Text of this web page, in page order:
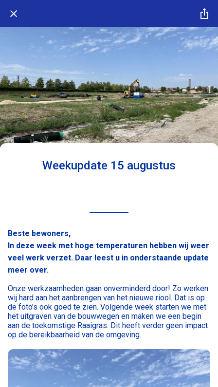
Weekupdate 15 augustus
Beste bewoners,
In deze week met hoge temperaturen hebben wij weer
veel werk verzet. Daar leest u in onderstaande update
meer over.
Onze werkzaamheden gaan onverminderd door! Zo werken
wij hard aan het aanbrengen van het nieuwe riool. Dat is op
de foto’s ook goed te zien. Volgende week starten we met
het uitgraven van de bouwwegen en maken we een begin
aan de toekomstige Raaigras. Dit heeft verder geen impact
op de bereikbaarheid van de omgeving.